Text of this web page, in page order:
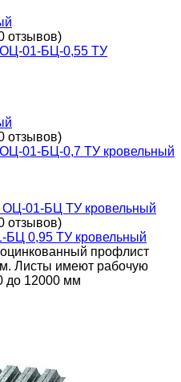
отзывов)
01-БЦ-0,55 ТУ
отзывов)
01-БЦ-0,7 ТУ кровельный
отзывов)
БЦ 0,95 ТУ кровельный
профлист
Листы имеют рабочую
до 12000 мм